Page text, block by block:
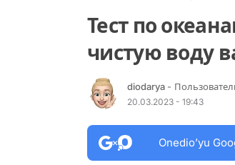
Тест по
чистую воду
diodarya -
20.03.2023 - 19:43
Onedio’yu